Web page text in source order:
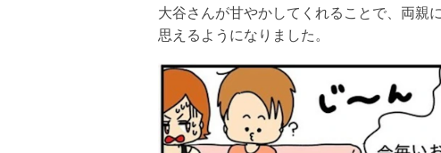
大谷さんが甘やかしてくれることで、両親
思えるようになりました。